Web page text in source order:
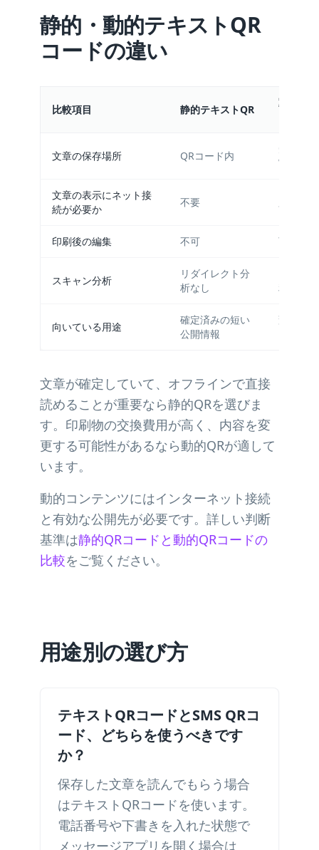
静的・動的テキストQR
コードの違い
比較項目 静的テキストQR
動的プ
文章の保存場所 QRコード内
Webペ
文章の表示にネット接
続が必要か
不要
印刷後の編集 不可 可能
スキャン分析
リダイレクト分
析なし
利用可能
向いている用途
確定済みの短い
公開情報
変更す
文章が確定していて、オフラインで直接
読めることが重要なら静的QRを選びま
す。印刷物の交換費用が高く、内容を変
更する可能性があるなら動的QRが適して
います。
動的コンテンツにはインターネット接続
と有効な公開先が必要です。詳しい判断
基準は静的QRコードと動的QRコードの
比較をご覧ください。
用途別の選び方
テキストQRコードとSMS QRコ
ード、どちらを使うべきです
か？
保存した文章を読んでもらう場合
はテキストQRコードを使います。
電話番号や下書きを入れた状態で
メッセージアプリを開く場合は